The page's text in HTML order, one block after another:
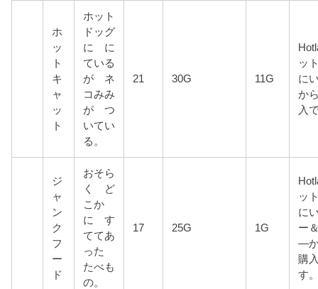
ホ
ッ
ト
キ
ャ
ッ
ト
ホット
ドッグ
に に
ている
が ネ
コみみ
が つ
いてい
る。
21 30G 11G
ッ
に
か
入
ジ
ャ
ン
ク
フ
ー
ド
おそら
く ど
こか
に す
ててあ
った
たべも
の。
17 25G 1G
ッ
に
ー
―
購
す